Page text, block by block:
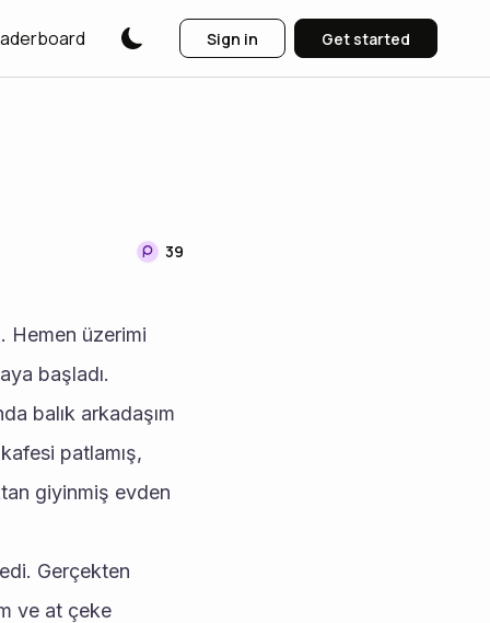
Sign in Get started
39
başladı.
balık arkadaşım
patlamış,
giyinmiş evden
Gerçekten
ve at çeke